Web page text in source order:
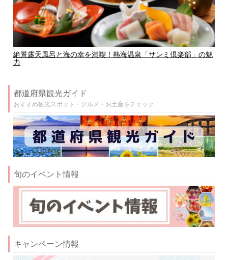
絶景露天風呂と海の幸を満喫！熱海温泉「サンミ倶楽部」の魅
力
都道府県観光ガイド
おすすめ観光スポット・グルメ・お土産をチェック
旬のイベント情報
キャンペーン情報